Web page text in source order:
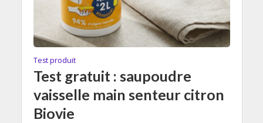
Test produit
Test gratuit : saupoudre
vaisselle main senteur citron
Biovie